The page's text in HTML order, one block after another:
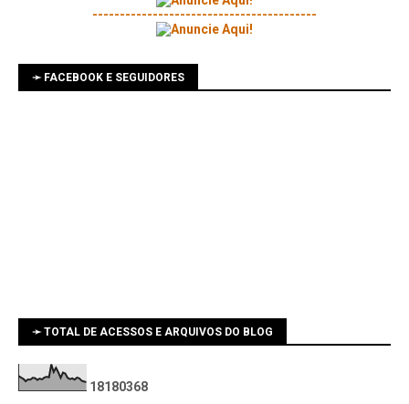
-----------------------------------------
➛ FACEBOOK E SEGUIDORES
➛ TOTAL DE ACESSOS E ARQUIVOS DO BLOG
1 81 80368